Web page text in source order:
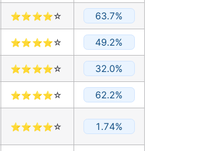
⭐⭐⭐⭐☆ 63.7%
⭐⭐⭐⭐☆ 49.2%
⭐⭐⭐⭐☆ 32.0%
⭐⭐⭐⭐☆ 62.2%
⭐⭐⭐⭐☆ 1.74%